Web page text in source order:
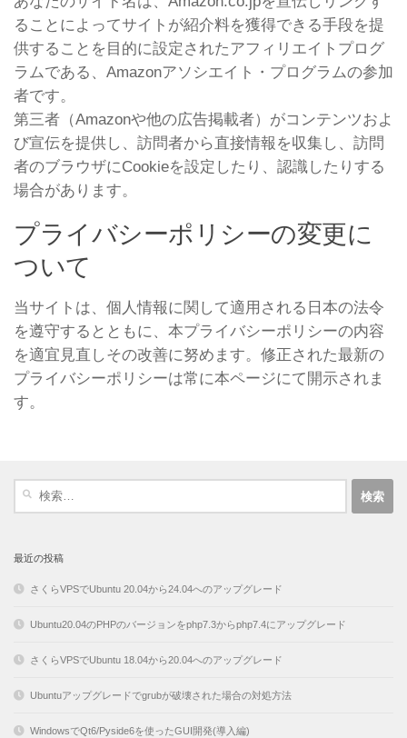
ることによってサイトが紹介料を獲得できる手段を提
供することを目的に設定されたアフィリエイトプログ
ラムである、Amazonアソシエイト・プログラムの参加
者です。
第三者（Amazonや他の広告掲載者）がコンテンツおよ
び宣伝を提供し、訪問者から直接情報を収集し、訪問
者のブラウザにCookieを設定したり、認識したりする
場合があります。
プライバシーポリシーの変更に
ついて
当サイトは、個人情報に関して適用される日本の法令
を遵守するとともに、本プライバシーポリシーの内容
を適宜見直しその改善に努めます。修正された最新の
プライバシーポリシーは常に本ページにて開示されま
す。
最近の投稿
さくらVPSでUbuntu 20.04から24.04へのアップグレード
Ubuntu20.04のPHPのバージョンをphp7.3からphp7.4にアップグレード
さくらVPSでUbuntu 18.04から20.04へのアップグレード
Ubuntuアップグレードでgrubが破壊された場合の対処方法
WindowsでQt6/Pyside6を使ったGUI開発(導入編)